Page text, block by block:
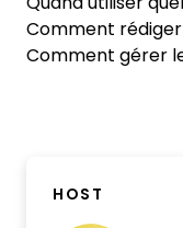
Comment
Comment gérer
HOST